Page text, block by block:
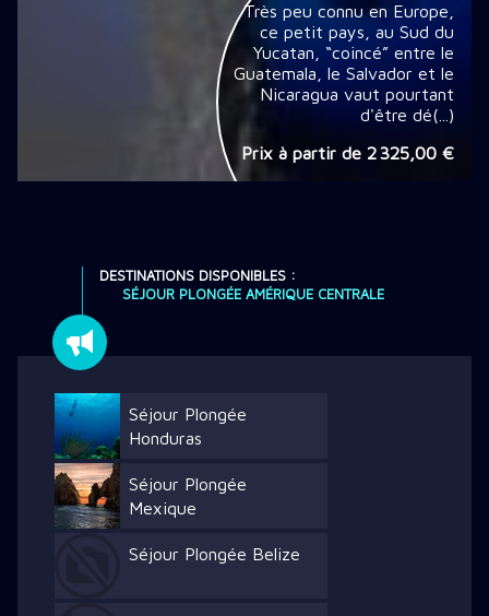
Très peu connu en Europe,
ce petit pays, au Sud du
Yucatan, “coincé” entre le
Guatemala, le Salvador et le
Nicaragua vaut pourtant
d'être dé(...)
Prix à partir de 2 325,00 €
DESTINATIONS DISPONIBLES :
SÉJOUR PLONGÉE AMÉRIQUE CENTRALE
Séjour Plongée
Honduras
Séjour Plongée
Mexique
Séjour Plongée Belize